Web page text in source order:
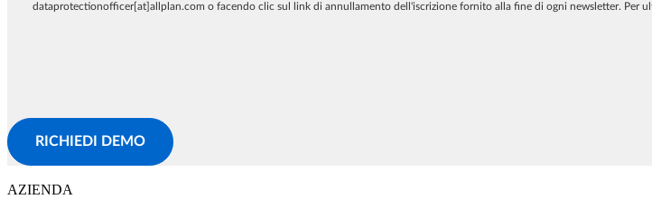
dataprotectionofficer[at]allplan.com o facendo clic sul link di annullamento dell'iscrizione fornito alla fine di ogni newsletter. Per
RICHIEDI DEMO
AZIENDA